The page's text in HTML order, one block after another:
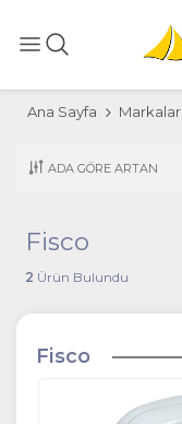
Ana Sayfa Markalar
Fisco
2 Ürün Bulundu
Fisco